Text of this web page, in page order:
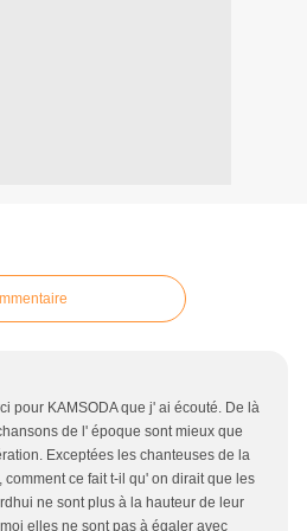
pour KAMSODA que j' ai écouté. De là
de l' époque sont mieux que
Exceptées les chanteuses de la
ce fait t-il qu' on dirait que les
ne sont plus à la hauteur de leur
elles ne sont pas à égaler avec